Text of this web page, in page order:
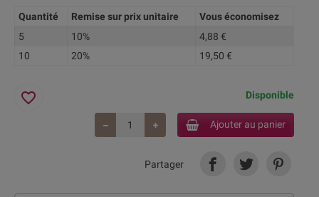
Quantité Remise sur prix unitaire
Vous économisez
5
10%
4,88 €
10
20% 19,50 €
Disponible
Ajouter au panier
favorite_border
Partager